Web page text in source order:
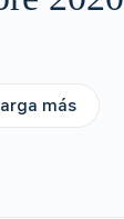
más